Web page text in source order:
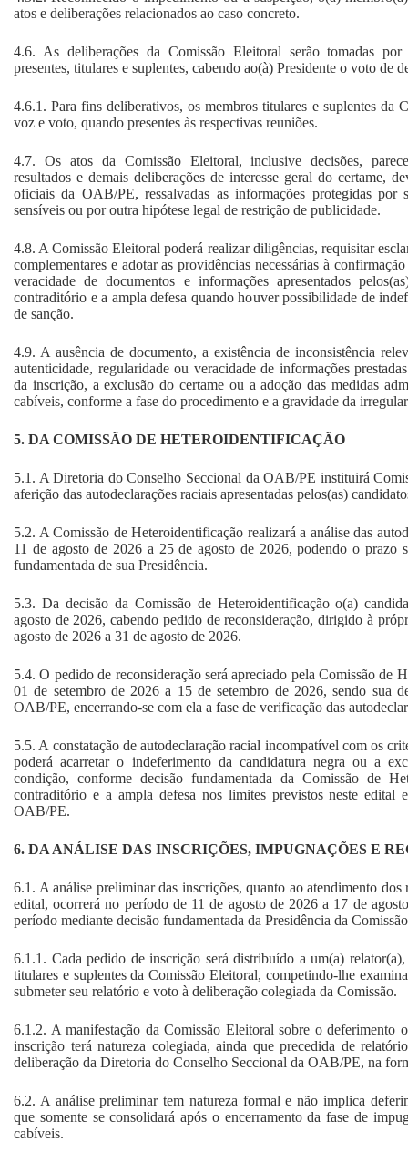
atos e deliberações relacionados ao caso concreto.
4.6. As deliberações da Comissão Eleitoral serão tomadas
presentes, titulares e suplentes, cabendo ao(à) Presidente o voto de
4.6.1. Para fins deliberativos, os membros titulares e suplentes da
voz e voto, quando presentes às respectivas reuniões.
4.7. Os atos da Comissão Eleitoral, inclusive decisões,
resultados e demais deliberações de interesse geral do certame,
oficiais da OAB/PE, ressalvadas as informações protegidas por
sensíveis ou por outra hipótese legal de restrição de publicidade.
4.8. A Comissão Eleitoral poderá realizar diligências, requisitar
complementares e adotar as providências necessárias à
veracidade de documentos e informações apresentados
contraditório e a ampla defesa quando houver possibilidade de
de sanção.
4.9. A ausência de documento, a existência de inconsistência
autenticidade, regularidade ou veracidade de informações
da inscrição, a exclusão do certame ou a adoção das medidas
cabíveis, conforme a fase do procedimento e a gravidade da
5. DA COMISSÃO DE HETEROIDENTIFICAÇÃO
5.1. A Diretoria do Conselho Seccional da OAB/PE instituirá
aferição das autodeclarações raciais apresentadas pelos(as)
5.2. A Comissão de Heteroidentificação realizará a análise das
11 de agosto de 2026 a 25 de agosto de 2026, podendo o prazo
fundamentada de sua Presidência.
5.3. Da decisão da Comissão de Heteroidentificação o(a)
agosto de 2026, cabendo pedido de reconsideração, dirigido à
agosto de 2026 a 31 de agosto de 2026.
5.4. O pedido de reconsideração será apreciado pela Comissão de
01 de setembro de 2026 a 15 de setembro de 2026, sendo sua
OAB/PE, encerrando-se com ela a fase de verificação das
5.5. A constatação de autodeclaração racial incompatível com os
poderá acarretar o indeferimento da candidatura negra ou a
condição, conforme decisão fundamentada da Comissão de
contraditório e a ampla defesa nos limites previstos neste edital
OAB/PE.
6. DA ANÁLISE DAS INSCRIÇÕES, IMPUGNAÇÕES E
6.1. A análise preliminar das inscrições, quanto ao atendimento
edital, ocorrerá no período de 11 de agosto de 2026 a 17 de
período mediante decisão fundamentada da Presidência da
6.1.1. Cada pedido de inscrição será distribuído a um(a)
titulares e suplentes da Comissão Eleitoral, competindo-lhe
submeter seu relatório e voto à deliberação colegiada da Comissão.
6.1.2. A manifestação da Comissão Eleitoral sobre o deferimento
inscrição terá natureza colegiada, ainda que precedida de
deliberação da Diretoria do Conselho Seccional da OAB/PE, na
6.2. A análise preliminar tem natureza formal e não implica
que somente se consolidará após o encerramento da fase de
cabíveis.